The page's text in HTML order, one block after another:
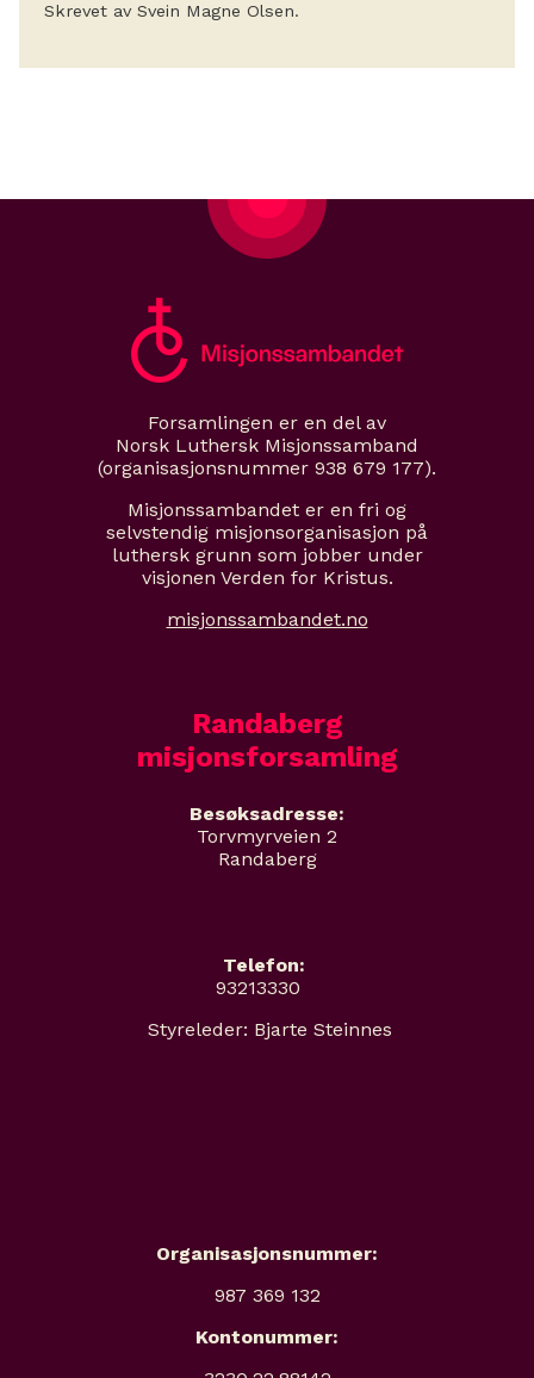
Skrevet av Svein Magne Olsen.
Forsamlingen er en del av
Norsk Luthersk Misjonssamband
(organisasjonsnummer 938 679 177).
Misjonssambandet er en fri og
selvstendig misjonsorganisasjon på
luthersk grunn som jobber under
visjonen Verden for Kristus.
misjonssambandet.no
Randaberg
misjonsforsamling
Besøksadresse:
Torvmyrveien 2
Randaberg
Telefon:
93213330
Styreleder: Bjarte Steinnes
Organisasjonsnummer:
987 369 132
Kontonummer: